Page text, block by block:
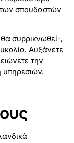
των σπουδαστών
συρρικνωθεί-,
Αυξάνετε
την
υπηρεσιών.